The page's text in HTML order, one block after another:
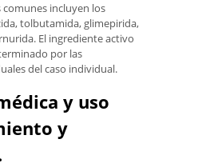
comunes incluyen los
tolbutamida, glimepirida,
El ingrediente activo
por las
del caso individual.
y uso
y